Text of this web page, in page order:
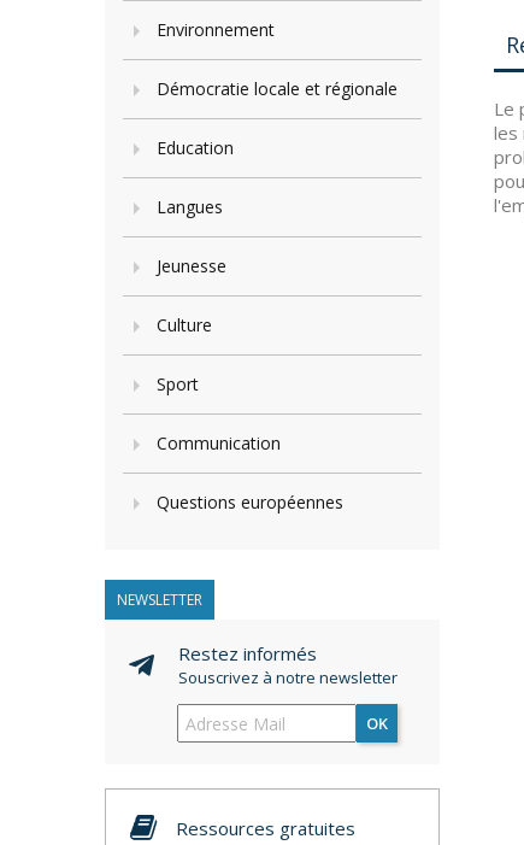
Environnement
Démocratie locale et régionale
Education
Langues
Jeunesse
Culture
Sport
Communication
Questions européennes
NEWSLETTER
Restez informés
Souscrivez à notre newsletter
OK
Ressources gratuites
Le
les